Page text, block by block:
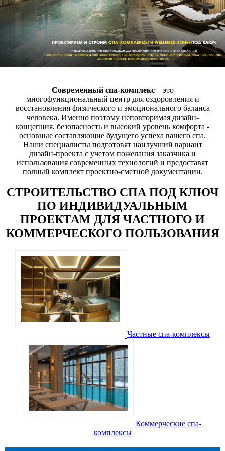
Современный спа-комплекс– это
многофункциональный центр для оздоровления и
восстановления физического и эмоционального баланса
человека. Именно поэтому неповторимая дизайн-
концепция, безопасность и высокий уровень комфорта -
основные составляющие будущего успеха вашего спа.
Наши специалисты подготовят наилучший вариант
дизайн-проекта с учетом пожелания заказчика и
использования современных технологий и предоставят
полный комплект проектно-сметной документации.
СТРОИТЕЛЬСТВО СПА ПОД КЛЮЧ
ПО ИНДИВИДУАЛЬНЫМ
ПРОЕКТАМ ДЛЯ ЧАСТНОГО И
КОММЕРЧЕСКОГО ПОЛЬЗОВАНИЯ
Частные спа-комплексы
Коммерческие спа-
комплексы